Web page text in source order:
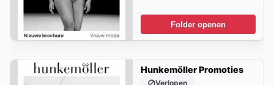
Folder openen
Hunkemöller Promoties
Verlopen